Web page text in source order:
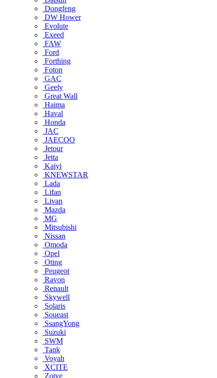
Dongfeng
DW Hower
Evolute
Exeed
FAW
Ford
Forthing
Foton
GAC
Geely
Great Wall
Haima
Haval
Honda
JAC
JAECOO
Jetour
Jetta
Kaiyi
KNEWSTAR
Lada
Lifan
Livan
Mazda
MG
Mitsubishi
Nissan
Omoda
Opel
Oting
Peugeot
Ravon
Renault
Skywell
Solaris
Soueast
SsangYong
Suzuki
SWM
Tank
Voyah
XCITE
Zotye